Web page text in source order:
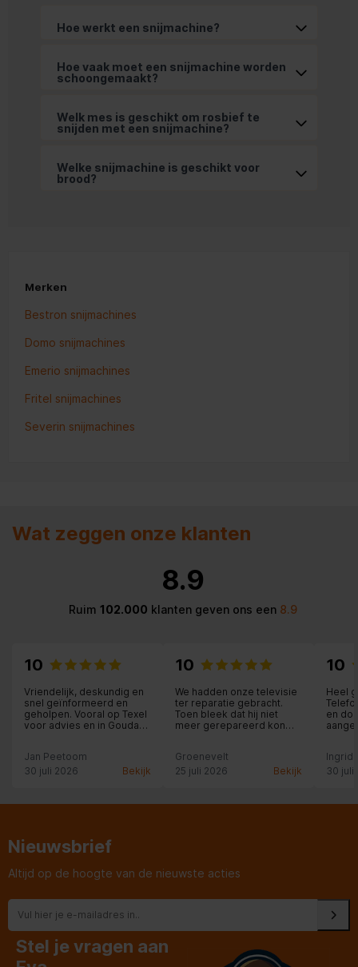
Hoe werkt een snijmachine?
Hoe vaak moet een snijmachine worden
schoongemaakt?
Welk mes is geschikt om rosbief te
snijden met een snijmachine?
Welke snijmachine is geschikt voor
brood?
Merken
Bestron snijmachines
Domo snijmachines
Emerio snijmachines
Fritel snijmachines
Severin snijmachines
Wat zeggen onze klanten
8.9
Ruim 102.000 klanten geven ons een8.9
10
Vriendelijk, deskundig en
snel geïnformeerd en
geholpen. Vooral op Texel
voor advies en in Gouda
Jan Peetoom
30 juli 2026
Bekijk
10
We hadden onze televisie
ter reparatie gebracht.
Toen bleek dat hij niet
meer gerepareerd kon
door Expert en goed
geholpen bij het kiezen
Groenevelt
25 juli 2026
Bekijk
10
Heel
en
Ingrid
30 juli
Nieuwsbrief
Altijd op de hoogte van de nieuwste acties
Stel je vragen aan